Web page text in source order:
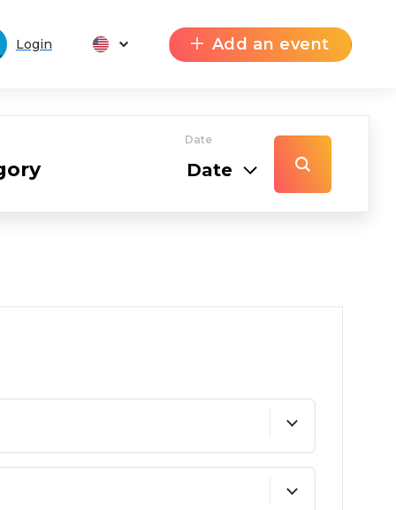
Login Add an event
Date
Date